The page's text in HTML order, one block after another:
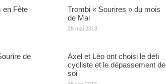
en Fête
Trombi « Sourires » du mois
de Mai
28 mai 2018
de
Axel et Léo ont choisi le défi
cycliste et le dépassement de
soi